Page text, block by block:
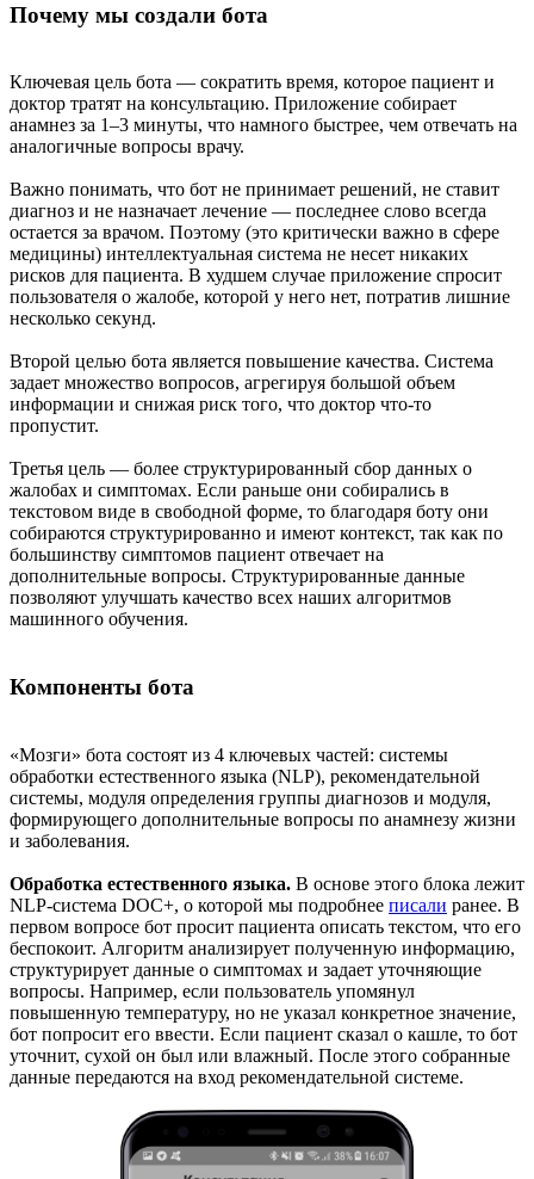
Почему мы создали бота
Ключевая цель бота — сократить время, которое пациент и
доктор тратят на консультацию. Приложение собирает
анамнез за 1–3 минуты, что намного быстрее, чем отвечать на
аналогичные вопросы врачу.
Важно понимать, что бот не принимает решений, не ставит
диагноз и не назначает лечение — последнее слово всегда
остается за врачом. Поэтому (это критически важно в сфере
медицины) интеллектуальная система не несет никаких
рисков для пациента. В худшем случае приложение спросит
пользователя о жалобе, которой у него нет, потратив лишние
несколько секунд.
Второй целью бота является повышение качества. Система
задает множество вопросов, агрегируя большой объем
информации и снижая риск того, что доктор что-то
пропустит.
Третья цель — более структурированный сбор данных о
жалобах и симптомах. Если раньше они собирались в
текстовом виде в свободной форме, то благодаря боту они
собираются структурированно и имеют контекст, так как по
большинству симптомов пациент отвечает на
дополнительные вопросы. Структурированные данные
позволяют улучшать качество всех наших алгоритмов
машинного обучения.
Компоненты бота
«Мозги» бота состоят из 4 ключевых частей: системы
обработки естественного языка (NLP), рекомендательной
системы, модуля определения группы диагнозов и модуля,
формирующего дополнительные вопросы по анамнезу жизни
и заболевания.
Обработка естественного языка. В основе этого блока лежит
NLP-система DOC+, о которой мы подробнее писали ранее. В
первом вопросе бот просит пациента описать текстом, что его
беспокоит. Алгоритм анализирует полученную информацию,
структурирует данные о симптомах и задает уточняющие
вопросы. Например, если пользователь упомянул
повышенную температуру, но не указал конкретное значение,
бот попросит его ввести. Если пациент сказал о кашле, то бот
уточнит, сухой он был или влажный. После этого собранные
данные передаются на вход рекомендательной системе.